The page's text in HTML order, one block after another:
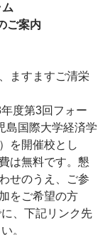
ご案内
ますますご清栄
度第3回フォー
島国際大学経済学
を開催校とし
は無料です。懇
せのうえ、ご参
をご希望の方
に、下記リンク先
。